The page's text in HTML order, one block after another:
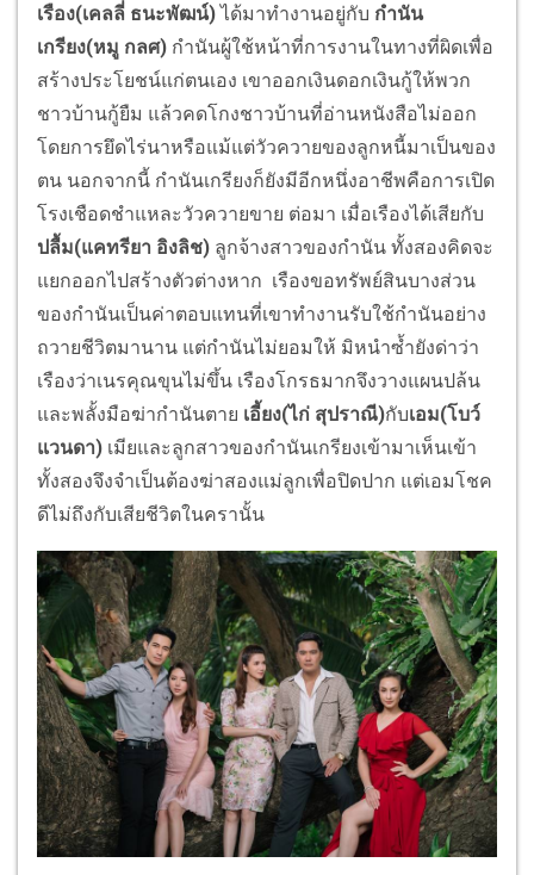
เรือง(เคลลี่ ธนะพัฒน์)ได้มาทำงานอยู่กับ กำนัน
เกรียง(หมู กลศ) กำนันผู้ใช้หน้าที่การงานในทางที่ผิดเพื่อ
สร้างประโยชน์แก่ตนเอง เขาออกเงินดอกเงินกู้ให้พวก
ชาวบ้านกู้ยืม แล้วคดโกงชาวบ้านที่อ่านหนังสือไม่ออก
โดยการยึดไร่นาหรือแม้แต่วัวควายของลูกหนี้มาเป็นของ
ตน นอกจากนี้ กำนันเกรียงก็ยังมีอีกหนึ่งอาชีพคือการเปิด
โรงเชือดชำแหละวัวควายขาย ต่อมา เมื่อเรืองได้เสียกับ
ปลื้ม(แคทรียา อิงลิช) ลูกจ้างสาวของกำนัน ทั้งสองคิดจะ
แยกออกไปสร้างตัวต่างหาก เรืองขอทรัพย์สินบางส่วน
ของกำนันเป็นค่าตอบแทนที่เขาทำงานรับใช้กำนันอย่าง
ถวายชีวิตมานาน แต่กำนันไม่ยอมให้ มิหนำซ้ำยังด่าว่า
เรืองว่าเนรคุณขุนไม่ขึ้น เรืองโกรธมากจึงวางแผนปล้น
และพลั้งมือฆ่ากำนันตาย เอี้ยง(ไก่ สุปราณี)กับเอม(โบว์
แวนดา) เมียและลูกสาวของกำนันเกรียงเข้ามาเห็นเข้า
ทั้งสองจึงจำเป็นต้องฆ่าสองแม่ลูกเพื่อปิดปาก แต่เอมโชค
ดีไม่ถึงกับเสียชีวิตในครานั้น